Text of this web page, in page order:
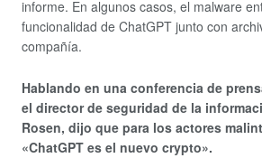
informe. En algunos casos, el malware
funcionalidad de ChatGPT junto con
compañía.
Hablando en una conferencia de
el director de seguridad de la
Rosen, dijo que para los actores
«ChatGPT es el nuevo crypto».